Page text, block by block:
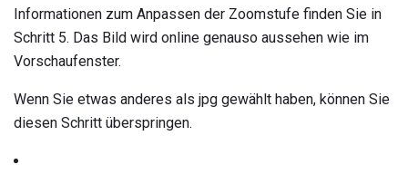
Informationen zum Anpassen der Zoomstufe finden Sie in
Schritt 5. Das Bild wird online genauso aussehen wie im
Vorschaufenster.
Wenn Sie etwas anderes als jpg gewählt haben, können Sie
diesen Schritt überspringen.